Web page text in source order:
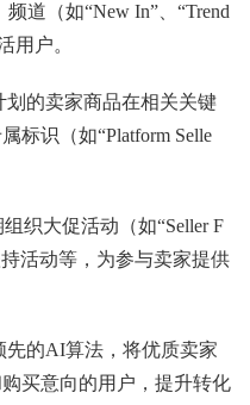
道（如“New In”、“Trend
用户。
的卖家商品在相关关键
标识（如“Platform Selle
织大促活动（如“Seller F
活动等，为参与卖家提供
先的AI算法，将优质卖家
买意向的用户，提升转化